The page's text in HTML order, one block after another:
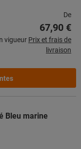
De
67,90 €
vigueur Prix et frais de
livraison
Bleu marine